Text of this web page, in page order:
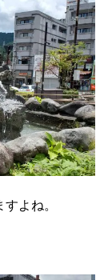
よね。